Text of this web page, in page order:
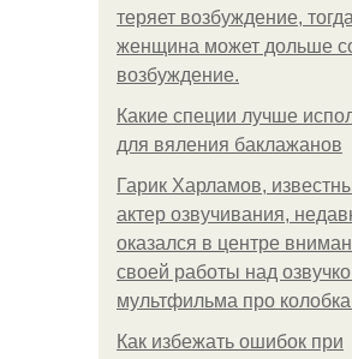
теряет возбуждение,
женщина может дольше
возбуждение.
Какие специи лучше
для вяления баклажанов
Гарик Харламов,
актер озвучивания,
оказался в центре
своей работы над
мультфильма про
Как избежать ошибок при